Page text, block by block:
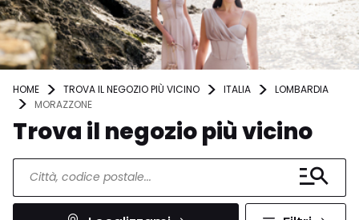
HOME TROVA IL NEGOZIO PIÙ VICINO ITALIA
LOMBARDIA
MORAZZONE
Trova il negozio più vicino